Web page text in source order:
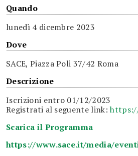
Quando
lunedì4 dicembre 2023
Dove
SACE, Piazza Poli 37/42 Roma
Descrizione
Iscrizioni entro 01/12/2023
Registrati al seguente link:
Scarica il Programma
https://www.sace.it/media/